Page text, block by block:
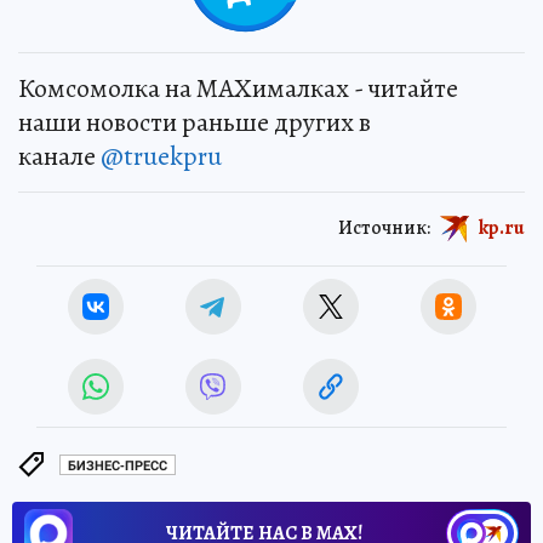
Комсомолка на MAXималках - читайте
наши новости раньше других в
канале @truekpru
Источник: kp.ru
БИЗНЕС-ПРЕСС
ЧИТАЙТЕ НАС В МАХ!